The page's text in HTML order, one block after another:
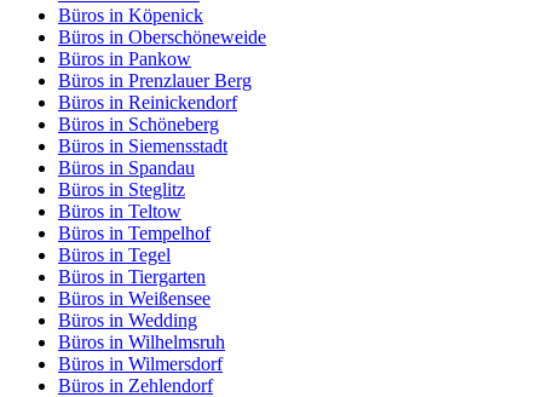
Büros in Köpenick
Büros in Oberschöneweide
Büros in Pankow
Büros in Prenzlauer Berg
Büros in Reinickendorf
Büros in Schöneberg
Büros in Siemensstadt
Büros in Spandau
Büros in Steglitz
Büros in Teltow
Büros in Tempelhof
Büros in Tegel
Büros in Tiergarten
Büros in Weißensee
Büros in Wedding
Büros in Wilhelmsruh
Büros in Wilmersdorf
Büros in Zehlendorf